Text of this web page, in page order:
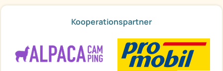
Kooperationspartner